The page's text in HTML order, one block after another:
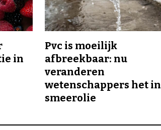
in
Pvc is moeilijk
afbreekbaar: nu
veranderen
wetenschappers het in
smeerolie